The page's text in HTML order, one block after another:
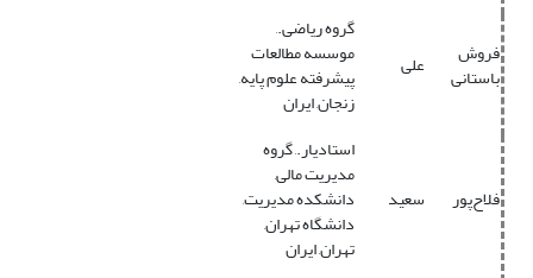
فروش
باستانی علی
گروه ریاضی.,
موسسه مطالعات
پیشرفته علوم پایه,
زنجان, ایران
فلاح‌پور سعید
استادیار., گروه
مدیریت مالی,
دانشکده مدیریت,
دانشگاه تهران,
تهران, ایران